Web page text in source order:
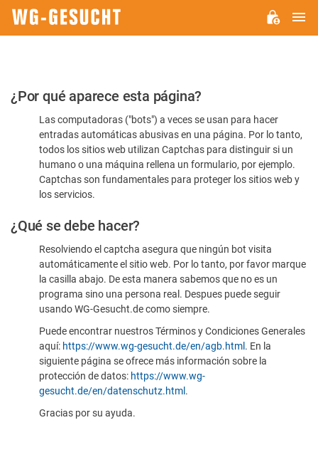
Por
favor,
confirme
humano
¿Por qué aparece esta página?
Las computadoras ("bots") a veces se usan para hacer
entradas automáticas abusivas en una página. Por lo tanto,
todos los sitios web utilizan Captchas para distinguir si un
humano o una máquina rellena un formulario, por ejemplo.
Captchas son fundamentales para proteger los sitios web y
los servicios.
¿Qué se debe hacer?
Resolviendo el captcha asegura que ningún bot visita
automáticamente el sitio web. Por lo tanto, por favor marque
la casilla abajo. De esta manera sabemos que no es un
programa sino una persona real. Despues puede seguir
usando WG-Gesucht.de como siempre.
Puede encontrar nuestros Términos y Condiciones Generales
aquí: https://www.wg-gesucht.de/en/agb.html . En la
siguiente página se ofrece más información sobre la
protección de datos: https://www.wg-
gesucht.de/en/datenschutz.html .
Gracias por su ayuda.